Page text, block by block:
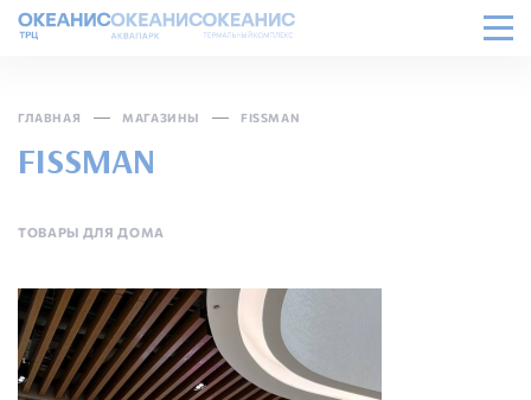
ГЛАВНАЯ МАГАЗИНЫ FISSMAN
FISSMAN
ТОВАРЫ ДЛЯ ДОМА